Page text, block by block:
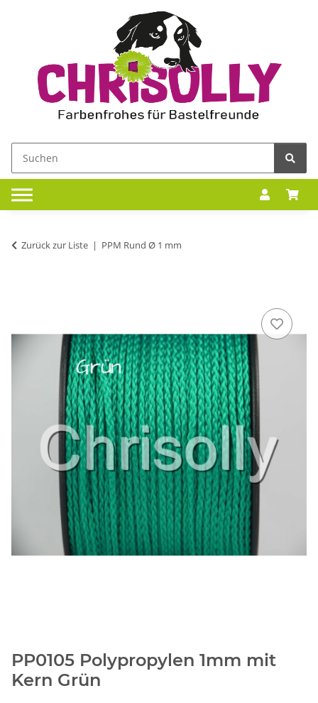
Zurück zur Liste PPM Rund Ø 1 mm
PP0105 Polypropylen 1mm mit
Kern Grün